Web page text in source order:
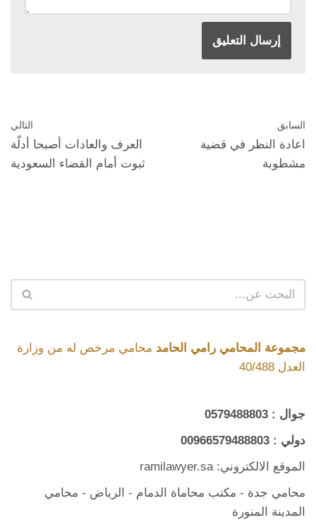
السابق
اعادة النظر في قضية
مشطوبة
التالي
العرف والعادات أصبحا أدلّة
ثبوت أمام القضاء السعودية
مجموعة المحامي رامي الحامد محامي مرخص له من وزارة
العدل 40/488
جوال : 0579488803
دولي : 00966579488803
الموقع الالكتروني: ramilawyer.sa
محامي جدة - مكتب محاماة الدمام - الرياض - محامي
المدينة المنورة